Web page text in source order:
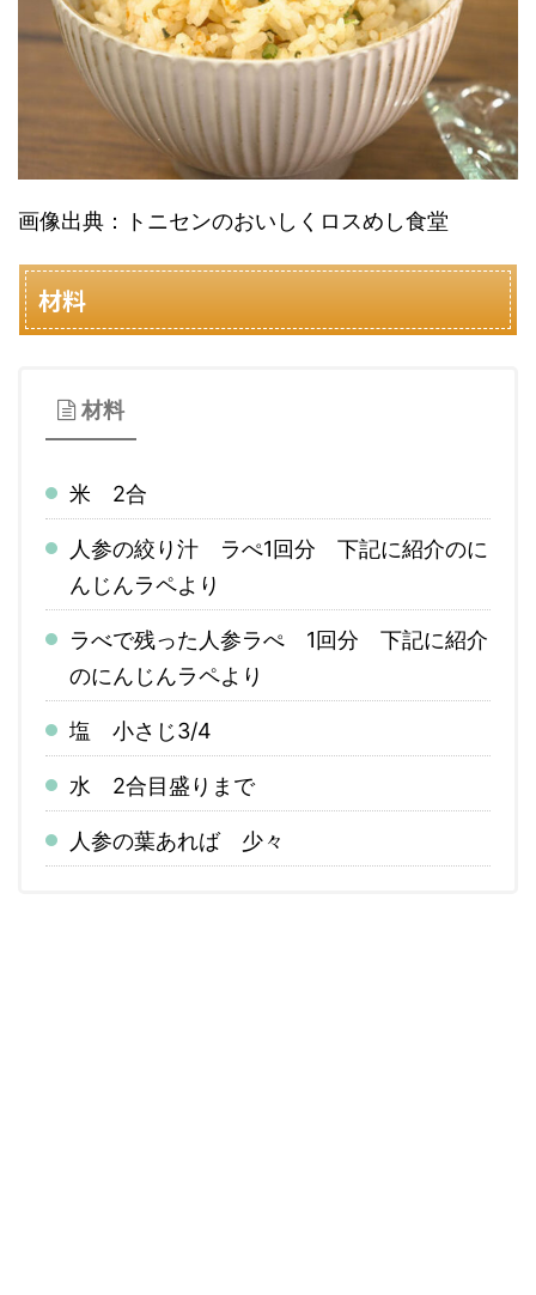
画像出典：トニセンのおいしくロスめし食堂
材料
材料
米 2合
人参の絞り汁 ラぺ1回分 下記に紹介のに
んじんラペより
ラべで残った人参ラぺ 1回分 下記に紹介
のにんじんラペより
塩 小さじ3/4
水 2合目盛りまで
人参の葉あれば 少々